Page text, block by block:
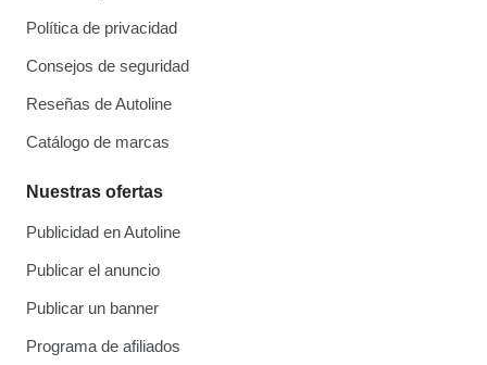
Política de privacidad
Consejos de seguridad
Reseñas de Autoline
Catálogo de marcas
Nuestras ofertas
Publicidad en Autoline
Publicar el anuncio
Publicar un banner
Programa de afiliados